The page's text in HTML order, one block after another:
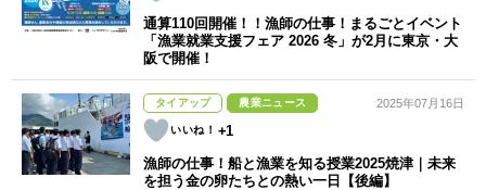
通算110回開催！！漁師の仕事！まるごとイベント
「漁業就業支援フェア 2026 冬」が2月に東京・大
阪で開催！
タイアップ 農業ニュース
+1
2025年07月16日
漁師の仕事！船と漁業を知る授業2025焼津｜未来
を担う金の卵たちとの熱い一日【後編】